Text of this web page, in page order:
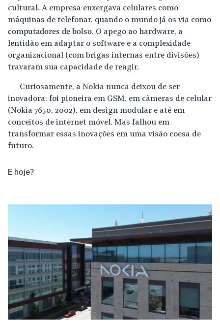
cultural. A empresa enxergava celulares como
máquinas de telefonar, quando o mundo já os via como
computadores de bolso. O apego ao hardware, a
lentidão em adaptar o software e a complexidade
organizacional (com brigas internas entre divisões)
travaram sua capacidade de reagir.
Curiosamente, a Nokia nunca deixou de ser
inovadora: foi pioneira em GSM, em câmeras de celular
(Nokia 7650, 2002), em design modular e até em
conceitos de internet móvel. Mas falhou em
transformar essas inovações em uma visão coesa de
futuro.
E hoje?